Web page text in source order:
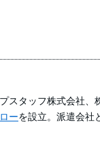
スタッフ株式会社
ーを設立。派遣会社